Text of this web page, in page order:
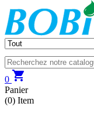
0 
Panier
(0) Item